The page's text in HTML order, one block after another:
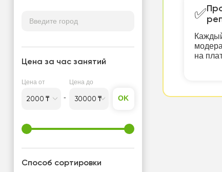
✅
на
Цена за час занятий
Цена от Цена до
OK
Способ сортировки